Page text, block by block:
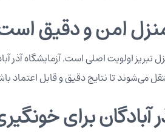
منزل امن و دقیق
تبریز اولویت اصلی است. آزمایشگاه
می‌شوند تا نتایج دقیق و قابل اعتماد
آبادگان برای